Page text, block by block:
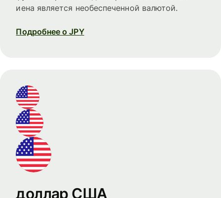
иена является необеспеченной валютой.
Подробнее о JPY
доллар США